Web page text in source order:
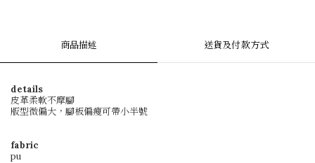
商品描述 送貨及付款方式
details
皮革柔軟不摩腳
版型微偏大， 腳板偏瘦可帶小半號
fabric
pu